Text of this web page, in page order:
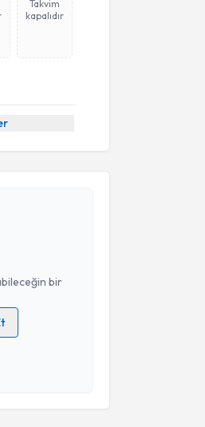
Takvim
kapalıdır
bir
Metni